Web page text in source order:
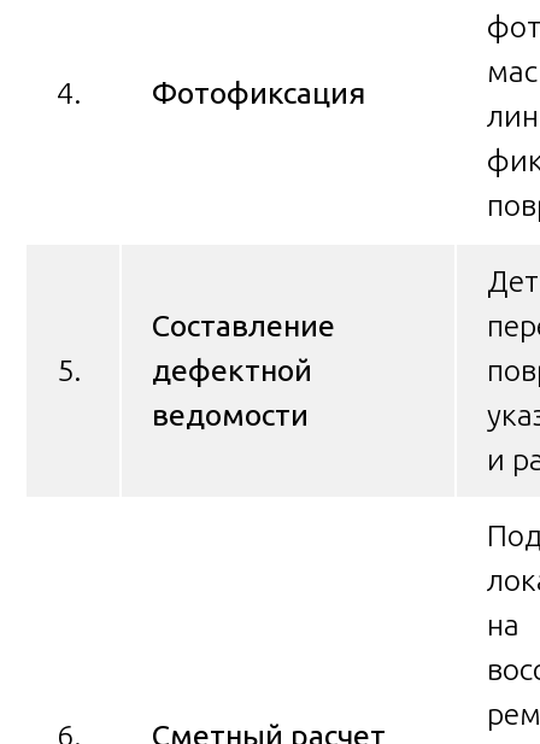
4. Фотофиксация
5.
Составление
дефектной
ведомости
и
6. Сметный расчет
на